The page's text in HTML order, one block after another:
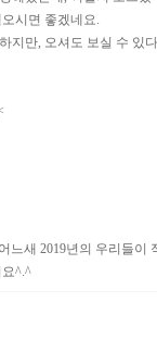
시면 좋겠네요.
지만, 오셔도 보실 수 있
느새 2019년의 우리들
요^.^